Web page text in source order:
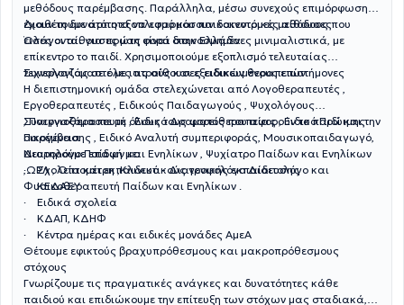
μεθόδους παρέμβασης. Παράλληλα, μέσω συνεχούς επιμόρφωσης,
έχουν τη δυνατότητα να εφαρμόσουν καινοτόμες μεθόδους που
εισάγονται για πρώτη φορά στην Ελλάδα.
Διαθέτουμε άρτιο εξοπλισμό και παιδοκεντρικές αίθουσες
Όλες οι αίθουσες μας είναι διακοσμημένες μινιμαλιστικά, με
επίκεντρο το παιδί. Χρησιμοποιούμε εξοπλισμό τελευταίας
τεχνολογίας σε όλες τις αίθουσες ειδικών θεραπειών.
Συνεργαζόμαστε με ιατρούς και εξειδικευμένους επιστήμονες
Η διεπιστημονική ομάδα στελεχώνεται από Λογοθεραπευτές ,
Εργοθεραπευτές , Ειδικούς Παιδαγωγούς , Ψυχολόγους
, Παιγνιοθεραπευτή , Ειδικό Δραματοθεραπείας , Ειδικό Πρώιμης
Παρέμβασης , Ειδικό Αναλυτή συμπεριφοράς, Μουσικοπαιδαγωγό,
Νευρολόγο Παίδων και Ενηλίκων , Ψυχίατρο Παίδων και Ενηλίκων
,ΩΡΛ , Οπτομέτρη ,Κλινικό - Διατροφολόγο Διαιτολόγο και
Φυσικοθεραπευτή Παίδων και Ενηλίκων .
Συνεργαζόμαστε με όλους τους φορείς που αφορούν το παιδί και την
οικογένεια
Διατηρούμε επαφή με:
· Σχολεία και εκπαιδευτικούς γενικής εκπαίδευσης
· ΚΕΔΑΣΥ
· Ειδικά σχολεία
· ΚΔΑΠ, ΚΔΗΦ
· Κέντρα ημέρας και ειδικές μονάδες ΑμεΑ
Θέτουμε εφικτούς βραχυπρόθεσμους και μακροπρόθεσμους
στόχους
Γνωρίζουμε τις πραγματικές ανάγκες και δυνατότητες κάθε
παιδιού και επιδιώκουμε την επίτευξη των στόχων μας σταδιακά,